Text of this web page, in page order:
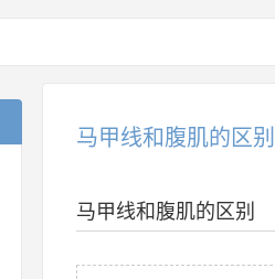
马甲线和腹肌的区别
马甲线和腹肌的区别